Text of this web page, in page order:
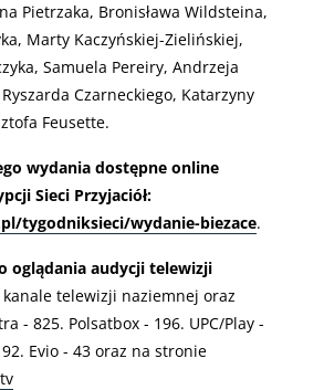
Pietrzaka, Bronisława Wildsteina,
Marty Kaczyńskiej-Zielińskiej,
Samuela Pereiry, Andrzeja
Ryszarda Czarneckiego, Katarzyny
Feusette.
wydania dostępne online
Sieci Przyjaciół:
tygodniksieci/wydanie-biezace.
oglądania audycji telewizji
kanale telewizji naziemnej oraz
- 825. Polsatbox - 196. UPC/Play -
Evio - 43 oraz na stronie